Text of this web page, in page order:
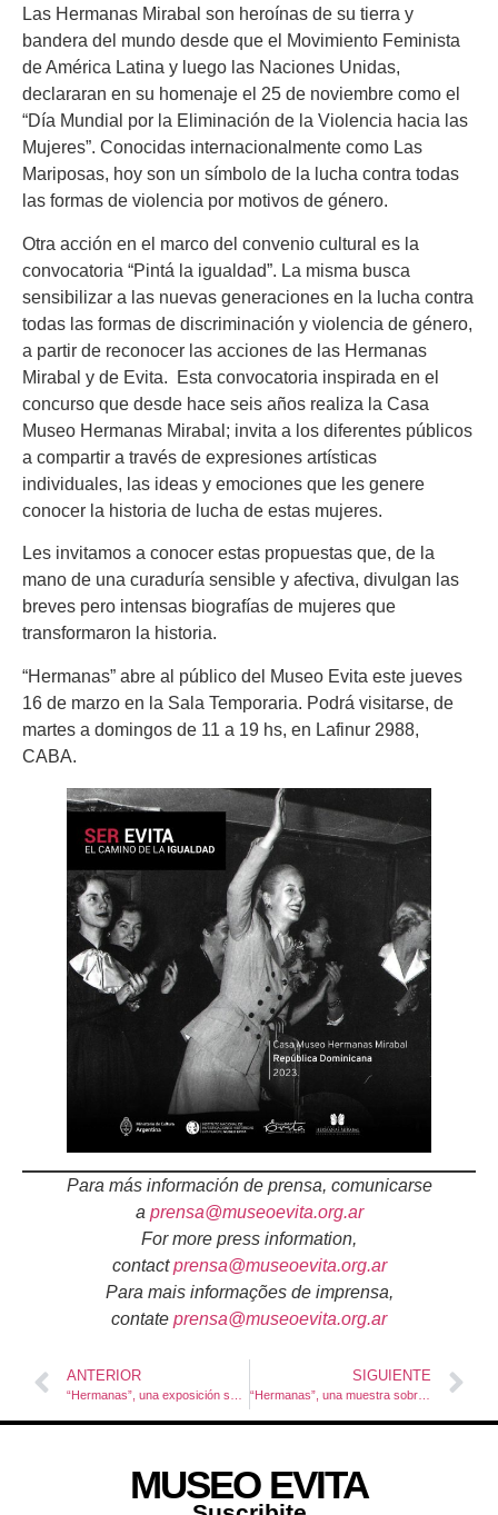
Las Hermanas Mirabal son heroínas de su tierra y
bandera del mundo desde que el Movimiento Feminista
de América Latina y luego las Naciones Unidas,
declararan en su homenaje el 25 de noviembre como el
“Día Mundial por la Eliminación de la Violencia hacia las
Mujeres”. Conocidas internacionalmente como Las
Mariposas, hoy son un símbolo de la lucha contra todas
las formas de violencia por motivos de género.
Otra acción en el marco del convenio cultural es la
convocatoria “Pintá la igualdad”. La misma busca
sensibilizar a las nuevas generaciones en la lucha contra
todas las formas de discriminación y violencia de género,
a partir de reconocer las acciones de las Hermanas
Mirabal y de Evita. Esta convocatoria inspirada en el
concurso que desde hace seis años realiza la Casa
Museo Hermanas Mirabal; invita a los diferentes públicos
a compartir a través de expresiones artísticas
individuales, las ideas y emociones que les genere
conocer la historia de lucha de estas mujeres.
Les invitamos a conocer estas propuestas que, de la
mano de una curaduría sensible y afectiva, divulgan las
breves pero intensas biografías de mujeres que
transformaron la historia.
“Hermanas” abre al público del Museo Evita este jueves
16 de marzo en la Sala Temporaria. Podrá visitarse, de
martes a domingos de 11 a 19 hs, en Lafinur 2988,
CABA.
Para más información de prensa, comunicarse
a prensa@museoevita.org.ar
For more press information,
contactprensa@museoevita.org.ar
Para mais informações de imprensa,
contate prensa@museoevita.org.ar
ANTERIOR SIGUIENTE
“Hermanas”, una muestra sobre las Mirabal
MUSEO EVITA